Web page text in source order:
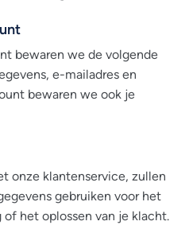
bewaren we de volgende
e-mailadres en
bewaren we ook je
onze klantenservice, zullen
gebruiken voor het
het oplossen van je klacht.